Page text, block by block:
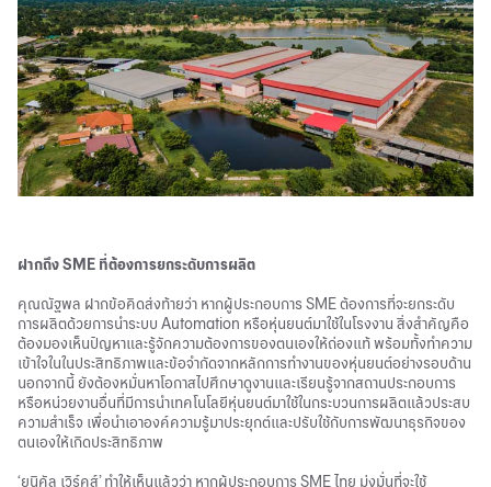
ฝากถึง SME ที่ต้องการยกระดับการผลิต
คุณณัฐพล ฝากข้อคิดส่งท้ายว่า หากผู้ประกอบการ SME ต้องการที่จะยกระดับ
การผลิตด้วยการนำระบบ Automation หรือหุ่นยนต์มาใช้ในโรงงาน สิ่งสำคัญคือ
ต้องมองเห็นปัญหาและรู้จักความต้องการของตนเองให้ถ่องแท้ พร้อมทั้งทำความ
เข้าใจในในประสิทธิภาพและข้อจำกัดจากหลักการทำงานของหุ่นยนต์อย่างรอบด้าน
นอกจากนี้ ยังต้องหมั่นหาโอกาสไปศึกษาดูงานและเรียนรู้จากสถานประกอบการ
หรือหน่วยงานอื่นที่มีการนำเทคโนโลยีหุ่นยนต์มาใช้ในกระบวนการผลิตแล้วประสบ
ความสำเร็จ เพื่อนำเอาองค์ความรู้มาประยุกต์และปรับใช้กับการพัฒนาธุรกิจของ
ตนเองให้เกิดประสิทธิภาพ
‘ยูนิคัล เวิร์คส์’ ทำให้เห็นแล้วว่า หากผู้ประกอบการ SME ไทย มุ่งมั่นที่จะใช้